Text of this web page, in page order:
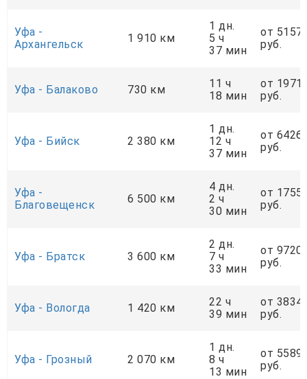
Уфа -
Архангельск
1 910 км
1 дн.
5 ч
37 мин
от
руб.
Уфа - Балаково 730 км
11 ч
18 мин
от
руб.
Уфа - Бийск 2 380 км
1 дн.
12 ч
37 мин
от
руб.
Уфа -
Благовещенск
6 500 км
4 дн.
2 ч
30 мин
от
руб.
Уфа - Братск 3 600 км
2 дн.
7 ч
33 мин
от
руб.
Уфа - Вологда 1 420 км
22 ч
39 мин
от
руб.
Уфа - Грозный 2 070 км
1 дн.
8 ч
13 мин
от
руб.